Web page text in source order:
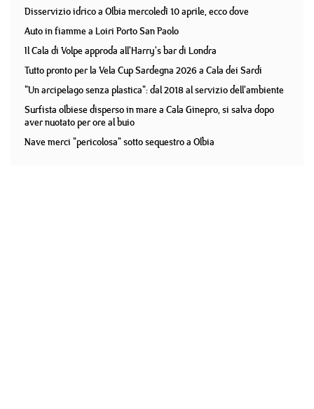
Disservizio idrico a Olbia mercoledì 10 aprile, ecco dove
Auto in fiamme a Loiri Porto San Paolo
Il Cala di Volpe approda all'Harry's bar di Londra
Tutto pronto per la Vela Cup Sardegna 2026 a Cala dei Sardi
"Un arcipelago senza plastica": dal 2018 al servizio dell'ambiente
Surfista olbiese disperso in mare a Cala Ginepro, si salva dopo
aver nuotato per ore al buio
Nave merci "pericolosa" sotto sequestro a Olbia